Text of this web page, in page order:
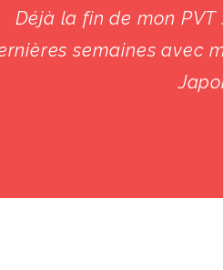
Déjà la fin de mon
semaines avec